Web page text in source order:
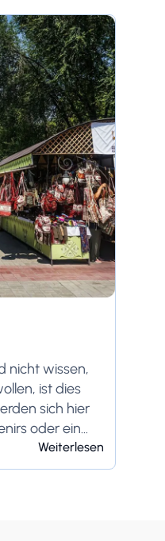
nicht wissen,
ist dies
sich hier
oder ein
Kunstwerk
Weiterlesen